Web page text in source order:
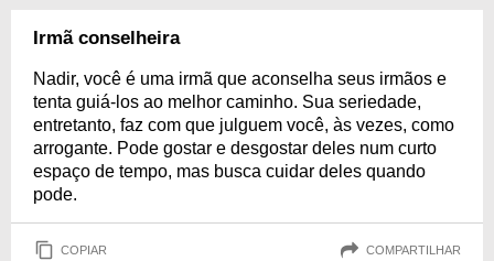
Irmã conselheira
Nadir, você é uma irmã que aconselha seus irmãos e
tenta guiá-los ao melhor caminho. Sua seriedade,
entretanto, faz com que julguem você, às vezes, como
arrogante. Pode gostar e desgostar deles num curto
espaço de tempo, mas busca cuidar deles quando
pode.
COPIAR COMPARTILHAR